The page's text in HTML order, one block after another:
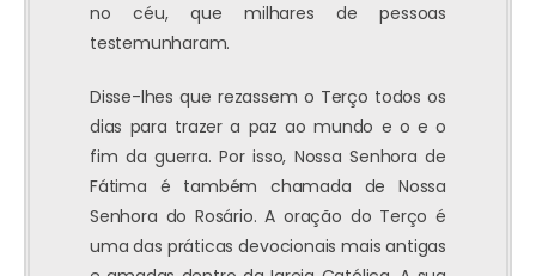
no céu, que milhares de pessoas
testemunharam.
Disse-lhes que rezassem o Terço todos os
dias para trazer a paz ao mundo e o e o
fim da guerra. Por isso, Nossa Senhora de
Fátima é também chamada de Nossa
Senhora do Rosário. A oração do Terço é
uma das práticas devocionais mais antigas